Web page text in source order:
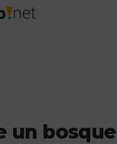
un bosque